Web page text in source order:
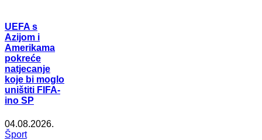
UEFA s
Azijom i
Amerikama
pokreće
natjecanje
koje bi moglo
uništiti FIFA-
ino SP
04.08.2026.
Šport